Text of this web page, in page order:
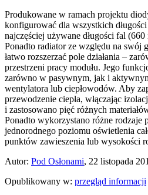
Produkowane w ramach projektu
konfigurować dla wszystkich
najczęściej używane długości fal
Ponadto radiator ze względu na swój
łatwo rozszerzać pole działania –
przestrzeni pracy modułu. Jego
zarówno w pasywnym, jak i
wentylatora lub ciepłowodów. Aby
przewodzenie ciepła, włączając
i zastosowano pięć różnych
Ponadto wykorzystano różne rodzaje
jednorodnego poziomu oświetlenia
punktów zawieszenia lub wysokości
Autor: Pod Osłonami, 22 listopada
Opublikowany w: przegląd informacji